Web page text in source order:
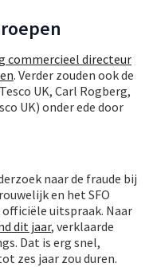
commercieel directeur
. Verder zouden ook de
UK, Carl Rogberg,
UK) onder ede door
naar de fraude bij
en het SFO
uitspraak. Naar
dit jaar, verklaarde
Dat is erg snel,
zes jaar zou duren.